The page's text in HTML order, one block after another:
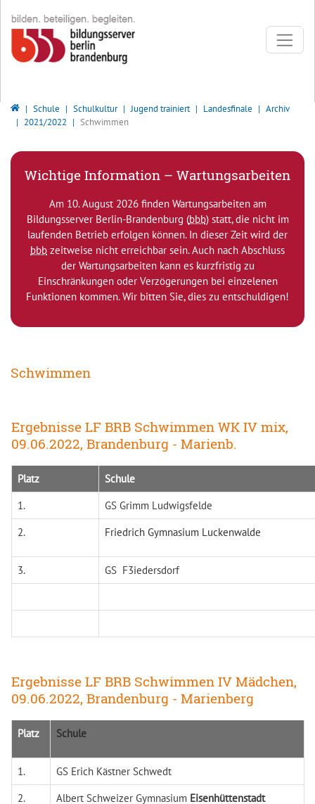
Bildungsserver Berlin - Brandenburg
Schule Schulkultur Jugend trainiert Landesfinale
Archiv
2021/2022
Schwimmen
Wichtige Information – Wartungsarbeiten
Am 10. August 2026 finden Wartungsarbeiten am
Bildungsserver Berlin-Brandenburg (bbb) statt, die nicht im
laufenden Betrieb erfolgen können. In dieser Zeit wird der
bbb zeitweise nicht erreichbar sein. Auch nach Abschluss
der Wartungsarbeiten kann es kurzfristig zu
Einschränkungen oder Verzögerungen bei einzelenen
Funktionen kommen. Wir bitten Sie, dies zu entschuldigen!
Schwimmen
Ergebnisse LF BRB Schwimmen WK IV mix,
09.06.2022, Brandenburg - Marienb.
Platz
Schule
1.
GS Grimm Ludwigsfelde
2.
Friedrich Gymnasium Luckenwalde
3. GS F3iedersdorf
Ergebnisse LF BRB Schwimmen IV Mädchen,
09.06.2022, Brandenburg - Marienberg
Platz Schule
1.
GS Erich Kästner Schwedt
2.
Albert Schweizer Gymnasium Eisenhüttenstadt